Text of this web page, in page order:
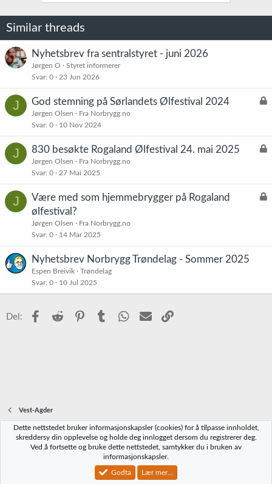
n
e
r
:
Similar threads
Nyhetsbrev fra sentralstyret - juni 2026
Jørgen O
Styret informerer
Svar 0 23 Jun 2026
J
L
God stemning på Sørlandets Ølfestival 2024
Jørgen Olsen
Fra Norbrygg.no
Svar 0 10 Nov 2024
J
L
830 besøkte Rogaland Ølfestival 24. mai 2025
Jørgen Olsen
Fra Norbrygg.no
Svar 0 27 Mai 2025
J
L
Være med som hjemmebrygger på Rogaland
ølfestival?
Jørgen Olsen
Fra Norbrygg.no
Svar 0 14 Mar 2025
Nyhetsbrev Norbrygg Trøndelag - Sommer 2025
Espen Breivik
Trøndelag
Svar 0 10 Jul 2025
Del: Facebook
Reddit PinterestTumblr WhatsApp
E-post
Vest-Agder
Norbrygg-default
Vilkår og regler Personvernregler
Community platform by XenForo® © 2010-2023 XenForo Ltd.
Dette nettstedet bruker informasjonskapsler (cookies) for å tilpasse innholdet,
skreddersy din opplevelse og holde deg innlogget dersom du registrerer deg.
Ved å fortsette og bruke dette nettstedet, samtykker du i bruken av
informasjonskapsler.
Godta Lær mer...